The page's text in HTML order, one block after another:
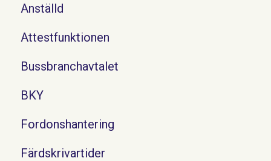
Anställd
Attestfunktionen
Bussbranchavtalet
BKY
Fordonshantering
Färdskrivartider